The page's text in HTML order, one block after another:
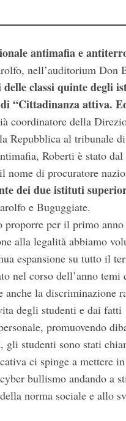
antimafia e
nell’auditorium Don
classi quinte degli
“Cittadinanza attiva.
coordinatore della
Repubblica al tribunale di
Roberti è stato
nome di procuratore
dei due istituti
e Buguggiate.
proporre per il primo
alla legalità abbiamo
espansione su tutto il
nel corso dell’anno temi
la discriminazione
degli studenti e dai fatti
promuovendo
studenti sono stati
ci spinge a mettere
bullismo andando a
norma sociale e allo